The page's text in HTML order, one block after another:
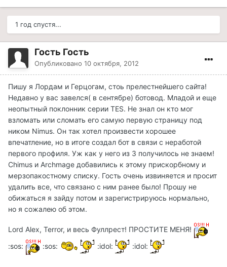
1 год спустя...
Гость Гость
Опубликовано 10 октября, 2012
Пишу я Лордам и Герцогам, стоь прелестнейшего сайта!
Недавно у вас завелся( в сентябре) ботовод. Младой и еще
неопытный поклонник серии TES. Не знал он кто мог
взломать или сломать его самую первую страницу под
ником Nimus. Он так хотел произвести хорошее
впечатление, но в итоге создал бот в связи с неработой
первого профиля. Уж как у него из 3 получилось не знаем!
Chimus и Archmage добавились к этому прискорбному и
мерзопакостному списку. Гость очень извиняется и просит
удалить все, что связано с ним ранее было! Прошу не
обижаться я зайду потом и зарегистрируюсь нормально,
но я сожалею об этом.
Lord Alex, Terror, и весь Фуллрест! ПРОСТИТЕ МЕНЯ!
:sos:
:sos: :idol: :idol: